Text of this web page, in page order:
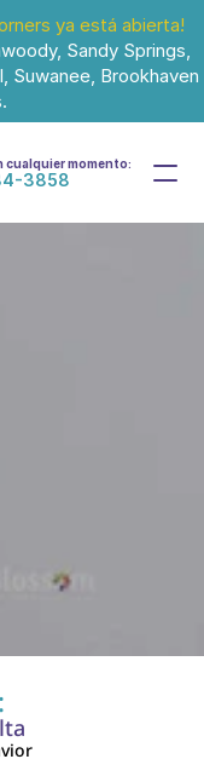
ya está abierta!
Sandy Springs,
Suwanee, Brookhaven
cualquier momento:
3858